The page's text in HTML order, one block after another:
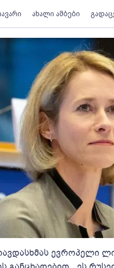
ახალი ამბები
ევროპელი